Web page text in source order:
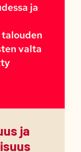
ja
valta
ja